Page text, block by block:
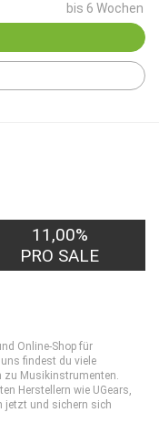
bis 6 Wochen
11,00%
PRO SALE
Online-Shop für
findest du viele
zu Musikinstrumenten.
Herstellern wie UGears,
jetzt und sichern sich